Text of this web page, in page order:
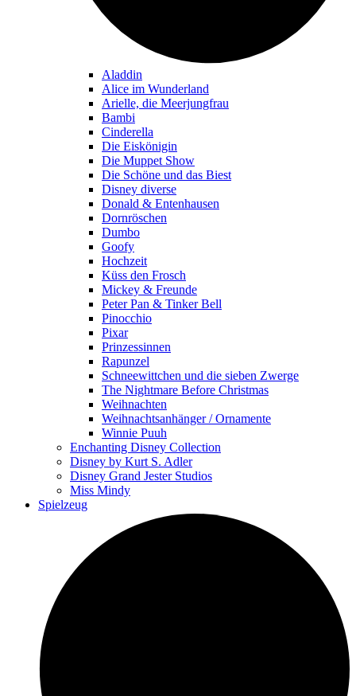
Aladdin
Alice im Wunderland
Arielle, die Meerjungfrau
Bambi
Cinderella
Die Eiskönigin
Die Muppet Show
Die Schöne und das Biest
Disney diverse
Donald & Entenhausen
Dornröschen
Dumbo
Goofy
Hochzeit
Küss den Frosch
Mickey & Freunde
Peter Pan & Tinker Bell
Pinocchio
Pixar
Prinzessinnen
Rapunzel
Schneewittchen und die sieben Zwerge
The Nightmare Before Christmas
Weihnachten
Weihnachtsanhänger / Ornamente
Winnie Puuh
Enchanting Disney Collection
Disney by Kurt S. Adler
Disney Grand Jester Studios
Miss Mindy
Spielzeug